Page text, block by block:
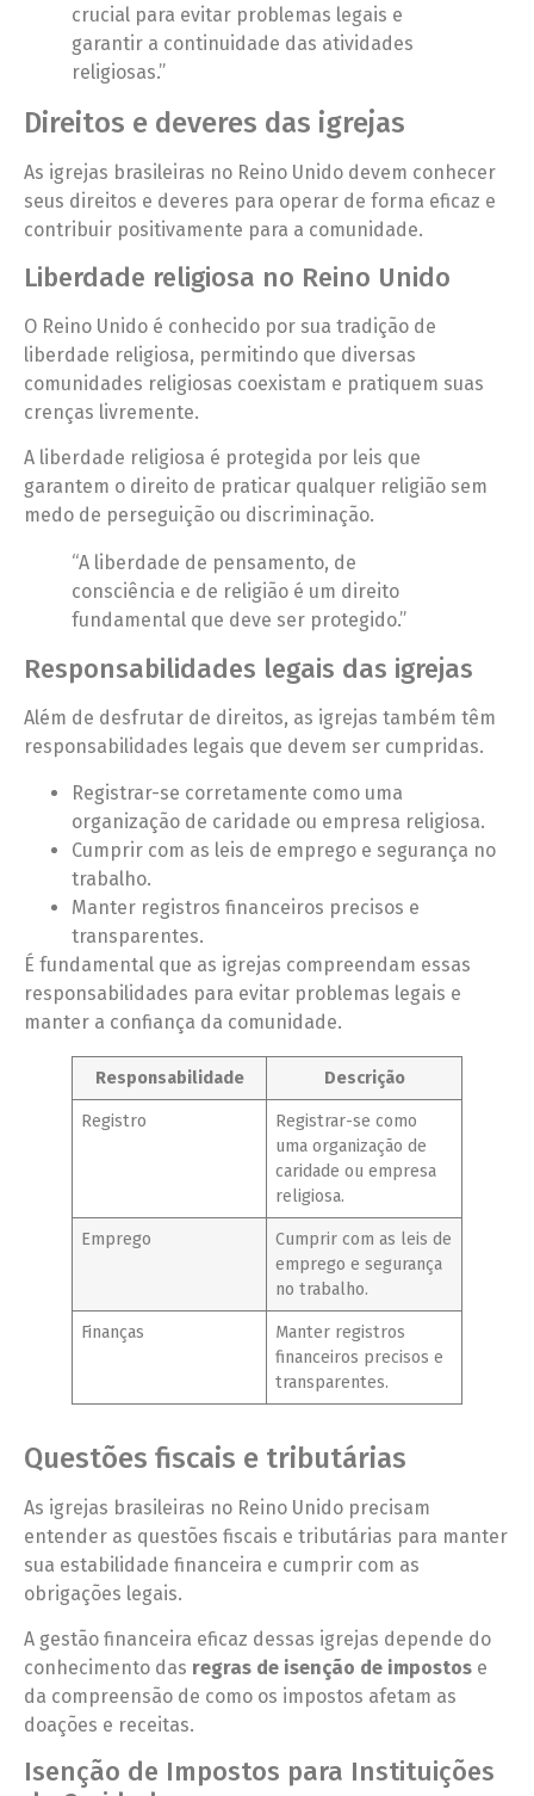
crucial para evitar problemas legais e
garantir a continuidade das atividades
religiosas.”
Direitos e deveres das igrejas
As igrejas brasileiras no Reino Unido devem conhecer
seus direitos e deveres para operar de forma eficaz e
contribuir positivamente para a comunidade.
Liberdade religiosa no Reino Unido
O Reino Unido é conhecido por sua tradição de
liberdade religiosa, permitindo que diversas
comunidades religiosas coexistam e pratiquem suas
crenças livremente.
A liberdade religiosa é protegida por leis que
garantem o direito de praticar qualquer religião sem
medo de perseguição ou discriminação.
“A liberdade de pensamento, de
consciência e de religião é um direito
fundamental que deve ser protegido.”
Responsabilidades legais das igrejas
Além de desfrutar de direitos, as igrejas também têm
responsabilidades legais que devem ser cumpridas.
Registrar-se corretamente como uma
organização de caridade ou empresa religiosa.
Cumprir com as leis de emprego e segurança no
trabalho.
Manter registros financeiros precisos e
transparentes.
É fundamental que as igrejas compreendam essas
responsabilidades para evitar problemas legais e
manter a confiança da comunidade.
Responsabilidade Descrição
Registro
Registrar-se como
uma organização de
caridade ou empresa
religiosa.
Emprego
Cumprir com as leis de
emprego e segurança
no trabalho.
Finanças
Manter registros
financeiros precisos e
transparentes.
Questões fiscais e tributárias
As igrejas brasileiras no Reino Unido precisam
entender as questões fiscais e tributárias para manter
sua estabilidade financeira e cumprir com as
obrigações legais.
A gestão financeira eficaz dessas igrejas depende do
conhecimento das regras de isenção de impostos e
da compreensão de como os impostos afetam as
doações e receitas.
Isenção de Impostos para Instituições